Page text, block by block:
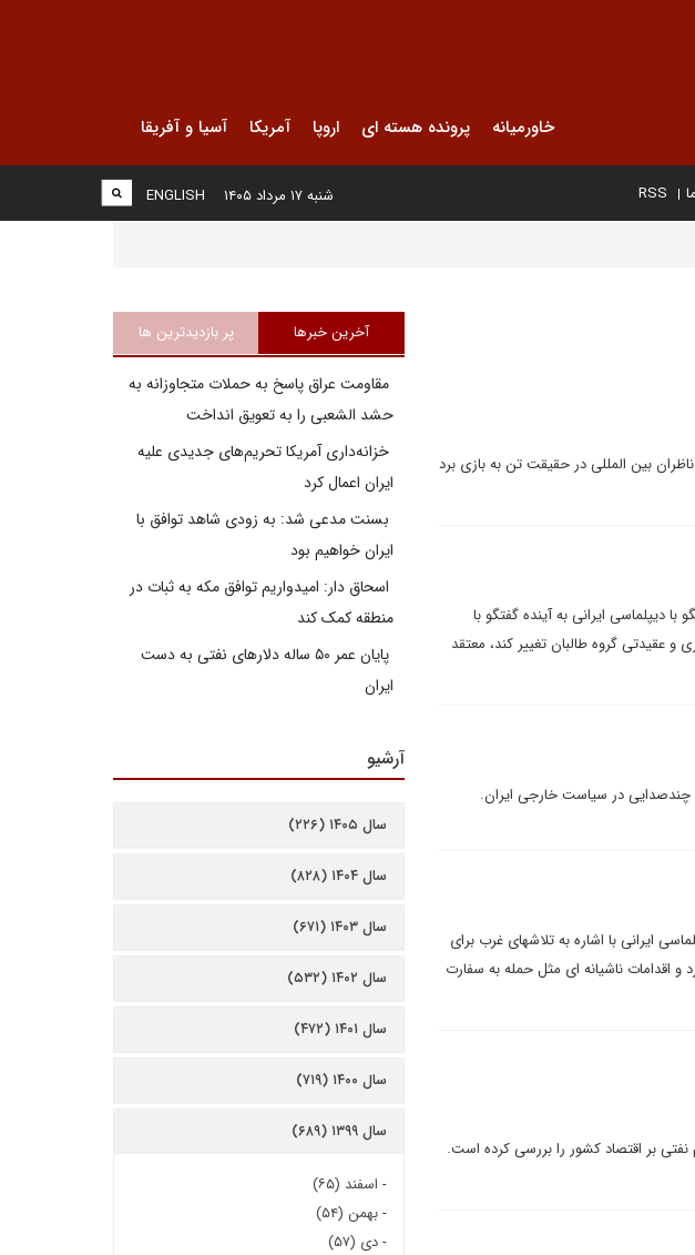
خاورمیانه پرونده هسته ای اروپا آمریکا آسیا و آفریقا
RSS
ENGLISH شنبه ۱۷ مرداد ۱۴۰۵
بین المللی در حقیقت تن به بازی برد
دیپلماسی ایرانی به آینده گفتگو با
و عقیدتی گروه طالبان تغییر کند، معتقد
چندصدایی در سیاست خارجی ایران.
ایرانی با اشاره به تلاشهای غرب برای
ناشیانه ای مثل حمله به سفارت
نفتی بر اقتصاد کشور را بررسی کرده است.
آخرین خبرها پر بازدیدترین ها
مقاومت عراق پاسخ به حملات متجاوزانه به
حشد الشعبی را به تعویق انداخت
خزانه‌داری آمریکا تحریم‌های جدیدی علیه
ایران اعمال کرد
بسنت مدعی شد: به زودی شاهد توافق با
ایران خواهیم بود
اسحاق دار: امیدواریم توافق مکه به ثبات در
منطقه کمک کند
پایان عمر ۵۰ ساله دلارهای نفتی به دست
ایران
آرشیو
سال ۱۴۰۵ (۲۲۶)
سال ۱۴۰۴ (۸۲۸)
سال ۱۴۰۳ (۶۷۱)
سال ۱۴۰۲ (۵۳۲)
سال ۱۴۰۱ (۴۷۲)
سال ۱۴۰۰ (۷۱۹)
سال ۱۳۹۹ (۶۸۹)
- اسفند (۶۵)
-بهمن (۵۴)
-دی (۵۷)